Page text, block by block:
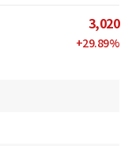
3,020
+29.89%